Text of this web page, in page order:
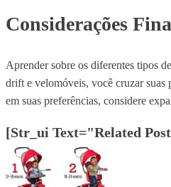
Considerações
Aprender sobre os diferentes tipos
drift e velomóveis, você cruzar suas
em suas preferências, considere
[str_ui Text="Related